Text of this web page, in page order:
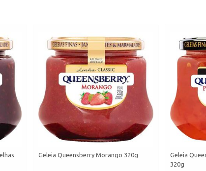
Geleia Queensberry Morango 320g
Geleia
320g